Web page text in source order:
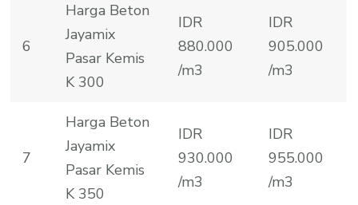
6
Harga Beton
Jayamix
Pasar Kemis
K 300
IDR
880.000
/m3
IDR
905.000
/m3
7
Harga Beton
Jayamix
Pasar Kemis
K 350
IDR
930.000
/m3
IDR
955.000
/m3